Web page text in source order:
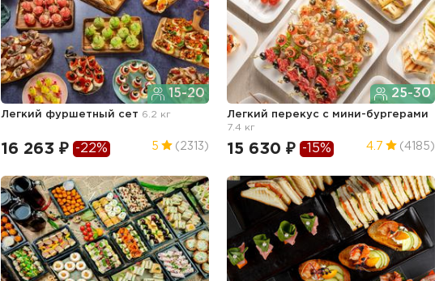
15-20
Легкий фуршетный сет 6.2 кг
16 263 ₽ -22% 5 (2313)
25-30
Легкий перекус c мини-бургерами
7.4 кг
15 630 ₽ -15% 4.7 (4185)